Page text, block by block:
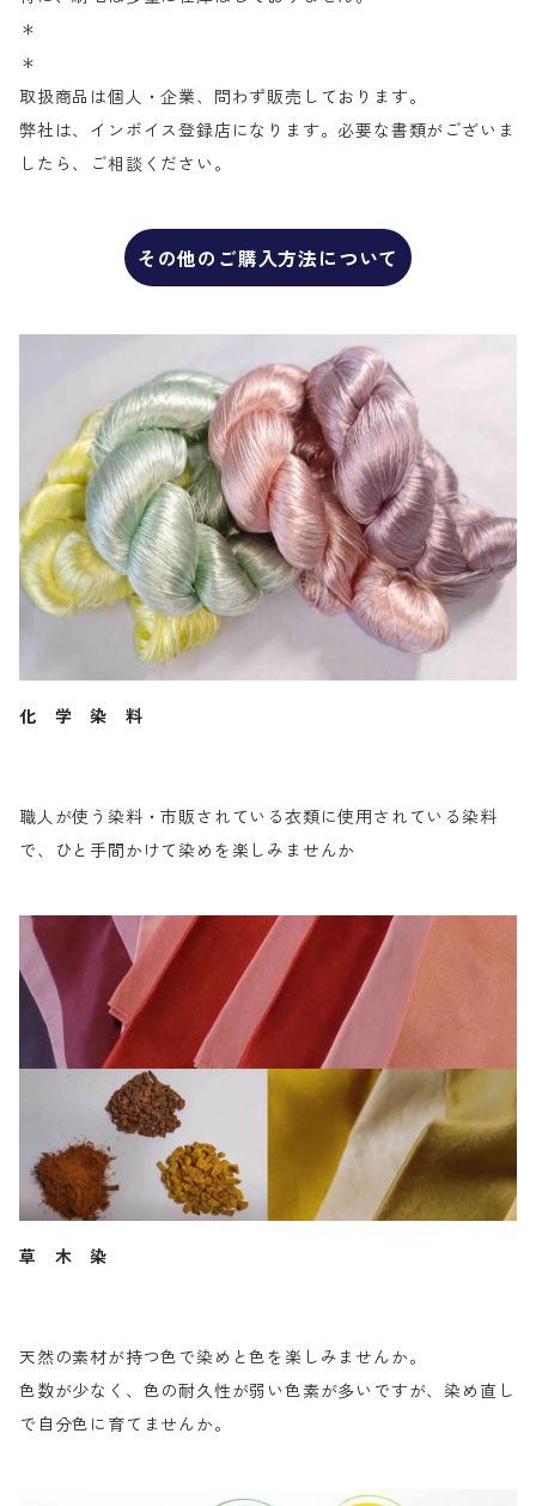
＊
＊
取扱商品は個人・企業、問わず販売しております。
弊社は、インボイス登録店になります。必要な書類がございま
したら、ご相談ください。
その他のご購入方法について
化 学 染 料
職人が使う染料・市販されている衣類に使用されている染料
で、ひと手間かけて染めを楽しみませんか
草 木 染
天然の素材が持つ色で染めと色を楽しみませんか。
色数が少なく、色の耐久性が弱い色素が多いですが、染め直し
で自分色に育てませんか。